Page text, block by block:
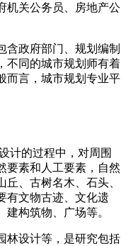
机关公务员、房地产公
含政府部门、规划编制
不同的城市规划师有着
而言，城市规划专业平
计的过程中，对周围
要素和人工要素，自然
、古树名木、石头、
有文物古迹、文化遗
构筑物、广场等。
林设计等，是研究包括